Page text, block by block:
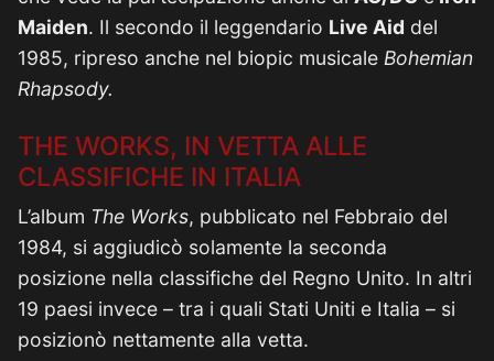
Maiden. Il secondo il leggendario Live Aid del
1985, ripreso anche nel biopic musicale Bohemian
Rhapsody.
THE WORKS, IN VETTA ALLE
CLASSIFICHE IN ITALIA
L’album The Works, pubblicato nel Febbraio del
1984, si aggiudicò solamente la seconda
posizione nella classifiche del Regno Unito. In altri
19 paesi invece – tra i quali Stati Uniti e Italia – si
posizionò nettamente alla vetta.